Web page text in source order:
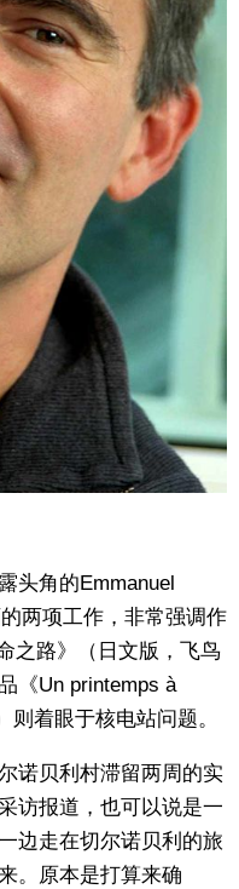
头角的Emmanuel
两项工作，非常强调作
之路》（日文版，飞鸟
《Un printemps à
着眼于核电站问题。
诺贝利村滞留两周的实
访报道，也可以说是一
边走在切尔诺贝利的旅
。原本是打算来确